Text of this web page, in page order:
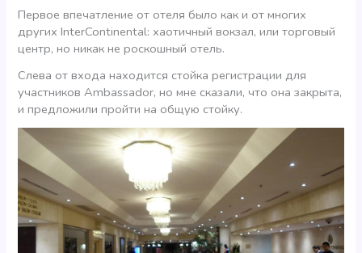
Первое впечатление от отеля было как и от многих
других InterContinental: хаотичный вокзал, или торговый
центр, но никак не роскошный отель.
Слева от входа находится стойка регистрации для
участников Ambassador, но мне сказали, что она закрыта,
и предложили пройти на общую стойку.